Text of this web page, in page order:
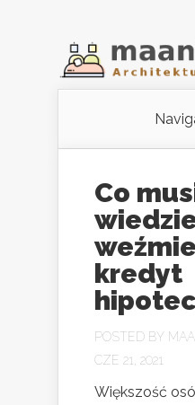
Co
kredyt
POSTED BY
CZE 21, 2021
Większość